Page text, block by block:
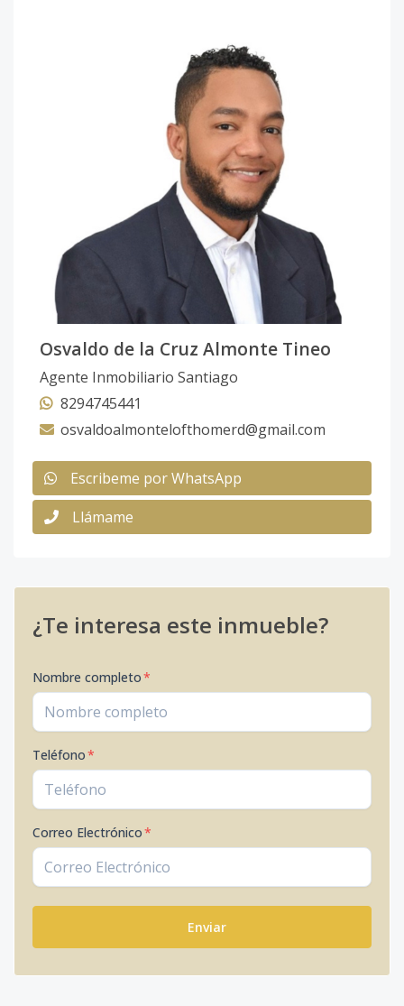
Osvaldo de la Cruz Almonte Tineo
Agente Inmobiliario Santiago
8294745441
osvaldoalmontelofthomerd@gmail.com
Escribeme por WhatsApp
Llámame
¿Te interesa este inmueble?
Nombre completo*
Teléfono*
Correo Electrónico*
Enviar